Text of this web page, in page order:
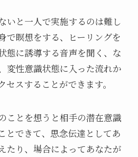
いと一人で実施するのは難し
で瞑想をする、ヒーリングを
態に誘導する音声を聞く、な
変性意識状態に入った流れか
セスすることができます。
ことを想うと相手の潜在意識
とできて、思念伝達としてあ
たり、場合によってあなたが